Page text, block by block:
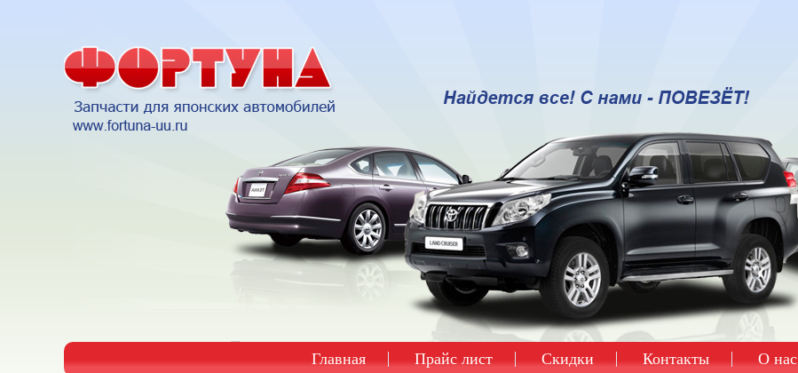
Главная Прайс лист Скидки Контакты О нас